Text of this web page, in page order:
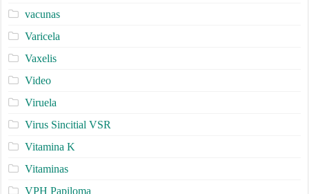
vacunas
Varicela
Vaxelis
Video
Viruela
Virus Sincitial VSR
Vitamina K
Vitaminas
VPH Papiloma